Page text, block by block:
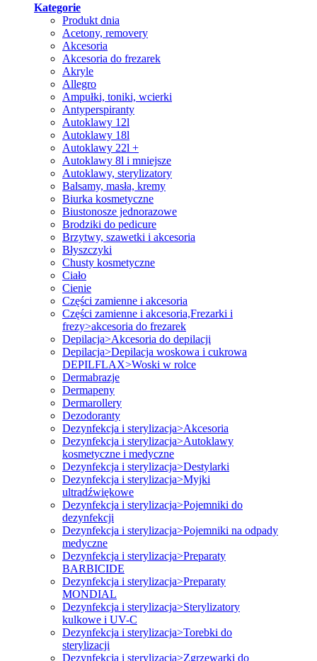
Kategorie
Produkt dnia
Acetony, removery
Akcesoria
Akcesoria do frezarek
Akryle
Allegro
Ampułki, toniki, wcierki
Antyperspiranty
Autoklawy 12l
Autoklawy 18l
Autoklawy 22l +
Autoklawy 8l i mniejsze
Autoklawy, sterylizatory
Balsamy, masła, kremy
Biurka kosmetyczne
Biustonosze jednorazowe
Brodziki do pedicure
Brzytwy, szawetki i akcesoria
Błyszczyki
Chusty kosmetyczne
Ciało
Cienie
Części zamienne i akcesoria
Części zamienne i akcesoria,Frezarki i
frezy>akcesoria do frezarek
Depilacja>Akcesoria do depilacji
Depilacja>Depilacja woskowa i cukrowa
DEPILFLAX>Woski w rolce
Dermabrazje
Dermapeny
Dermarollery
Dezodoranty
Dezynfekcja i sterylizacja>Akcesoria
Dezynfekcja i sterylizacja>Autoklawy
kosmetyczne i medyczne
Dezynfekcja i sterylizacja>Destylarki
Dezynfekcja i sterylizacja>Myjki
ultradźwiękowe
Dezynfekcja i sterylizacja>Pojemniki do
dezynfekcji
Dezynfekcja i sterylizacja>Pojemniki na odpady
medyczne
Dezynfekcja i sterylizacja>Preparaty
BARBICIDE
Dezynfekcja i sterylizacja>Preparaty
MONDIAL
Dezynfekcja i sterylizacja>Sterylizatory
kulkowe i UV-C
Dezynfekcja i sterylizacja>Torebki do
sterylizacji
Dezynfekcja i sterylizacja>Zgrzewarki do